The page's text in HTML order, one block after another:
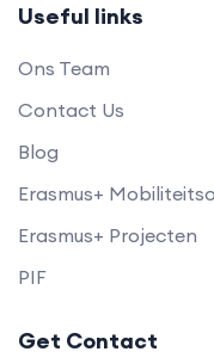
Useful links
Ons Team
Contact Us
Blog
Erasmus+
Erasmus+ Projecten
PIF
Get Contact